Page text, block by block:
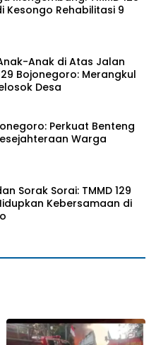
Kesongo Rehabilitasi 9
Anak di Atas Jalan
Bojonegoro: Merangkul
Desa
Perkuat Benteng
Warga
Sorak Sorai: TMMD 129
Kebersamaan di